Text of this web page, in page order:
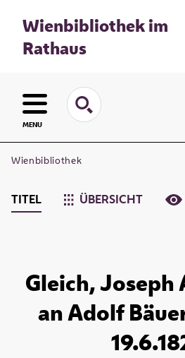
Wienbibliothek im
Rathaus
MENU
Wienbibliothek
TITEL ÜBERSICHT
Gleich, Joseph
an Adolf